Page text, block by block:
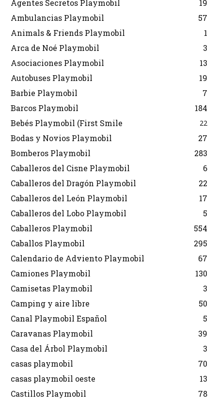
Agentes Secretos Playmobil
19
Ambulancias Playmobil
57
Animals & Friends Playmobil
1
Arca de Noé Playmobil
3
Asociaciones Playmobil
13
Autobuses Playmobil
19
Barbie Playmobil
7
Barcos Playmobil
184
Bebés Playmobil (First Smile
22
Bodas y Novios Playmobil
27
Bomberos Playmobil
283
Caballeros del Cisne Playmobil
6
Caballeros del Dragón Playmobil
22
Caballeros del León Playmobil
17
Caballeros del Lobo Playmobil
5
Caballeros Playmobil
554
Caballos Playmobil
295
Calendario de Adviento Playmobil
67
Camiones Playmobil
130
Camisetas Playmobil
3
Camping y aire libre
50
Canal Playmobil Español
5
Caravanas Playmobil
39
Casa del Árbol Playmobil
3
casas playmobil
70
casas playmobil oeste
13
Castillos Playmobil
78